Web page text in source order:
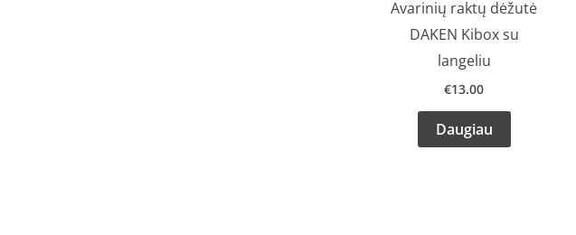
Avarinių raktų dėžutė
DAKEN Kibox su
langeliu
€13.00
Daugiau